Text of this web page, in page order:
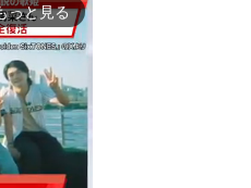
っと見る